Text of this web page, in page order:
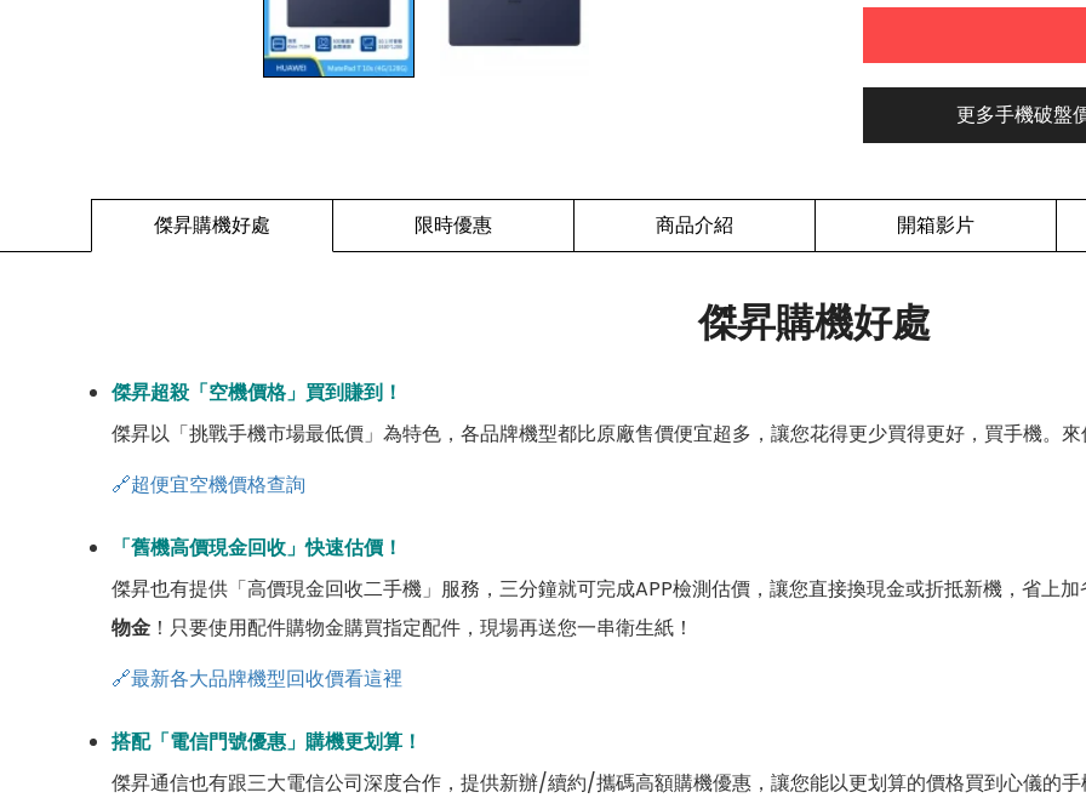
更多手機破盤
傑昇購機好處 限時優惠 商品介紹 開箱影片
傑昇購機好處
傑昇超殺「空機價格」買到賺到！
傑昇以「挑戰手機市場最低價」為特色，各品牌機型都比原廠售價便宜超多，讓您花得更少買得更好，買手機。
🔗超便宜空機價格查詢
「舊機高價現金回收」快速估價！
傑昇也有提供「高價現金回收二手機」服務，三分鐘就可完成APP檢測估價，讓您直接換現金或折抵新機，省上
物金 ！只要使用配件購物金購買指定配件，現場再送您一串衛生紙！
🔗最新各大品牌機型回收價看這裡
搭配「電信門號優惠」購機更划算！
傑昇通信也有跟三大電信公司深度合作，提供新辦/續約/攜碼高額購機優惠，讓您能以更划算的價格買到心儀的